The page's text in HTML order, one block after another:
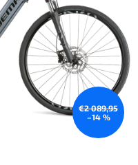
€2 089,95
–14 %